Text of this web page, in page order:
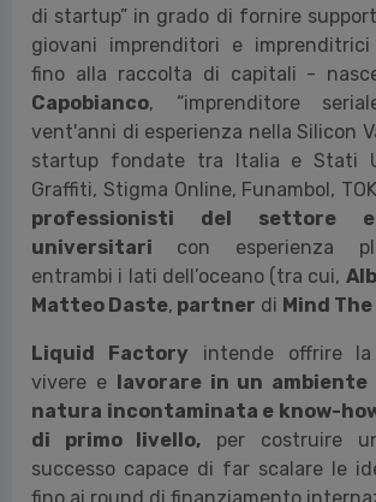
di startup” in grado di fornire
giovani imprenditori e imprenditrici
fino alla raccolta di capitali -
Capobianco, “imprenditore
vent'anni di esperienza nella Silicon
startup fondate tra Italia e Stati
Graffiti, Stigma Online, Funambol,
professionisti del settore
universitari con esperienza
entrambi i lati dell’oceano (tra cui,
Matteo Daste, partner di Mind
Liquid Factory intende offrire
vivere e lavorare in un ambiente
natura incontaminata e know-
di primo livello, per costruire
successo capace di far scalare le